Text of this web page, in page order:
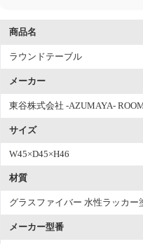
商品名
ラウンドテーブル
メーカー
東谷株式会社 -AZUMAYA-
サイズ
W45×D45×H46
材質
グラスファイバー 水性ラッカー
メーカー型番